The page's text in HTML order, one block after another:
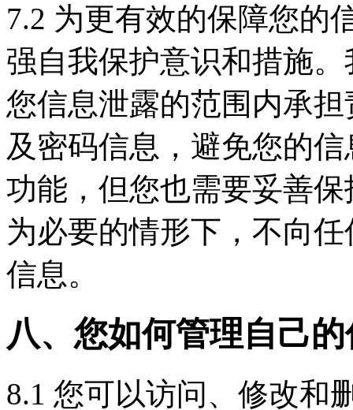
7.2 为更有效的保障您的
强自我保护意识和措施
您信息泄露的范围内承
及密码信息，避免您的
功能，但您也需要妥善
为必要的情形下，不向
信息。
八、您如何管理自己
8.1 您可以访问、修改和